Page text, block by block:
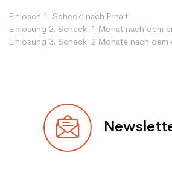
Einlösen 1. Scheck: nach Erhalt
Einlösung 2. Scheck: 1 Monat nach dem
Einlösung 3. Scheck: 2 Monate nach dem